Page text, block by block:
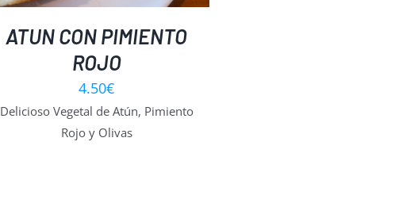
ATUN CON PIMIENTO
ROJO
4.50€
Delicioso Vegetal de Atún, Pimiento
Rojo y Olivas